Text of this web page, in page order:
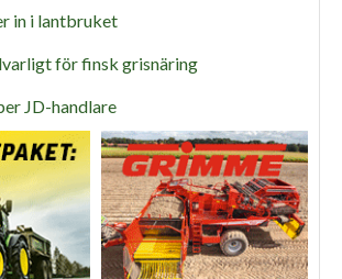
in i lantbruket
för finsk grisnäring
JD-handlare